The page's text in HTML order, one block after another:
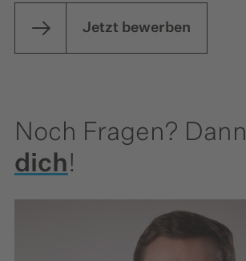
Jetzt bewerben
Noch Fragen? Dann
dich!